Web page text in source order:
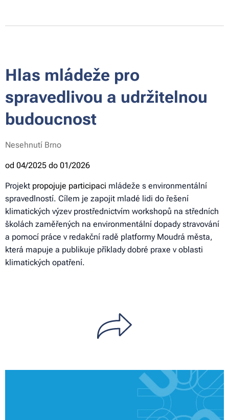
Hlas mládeže pro
spravedlivou a udržitelnou
budoucnost
Nesehnutí Brno
od 04/2025 do 01/2026
Projekt propojuje participaci mládeže s environmentální
spravedlností. Cílem je zapojit mladé lidi do řešení
klimatických výzev prostřednictvím workshopů na středních
školách zaměřených na environmentální dopady stravování
a pomocí práce v redakční radě platformy Moudrá města,
která mapuje a publikuje příklady dobré praxe v oblasti
klimatických opatření.